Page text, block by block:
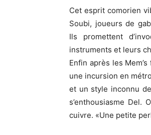
Cet esprit comorien
Soubi, joueurs de
Ils promettent
instruments et leurs
Enfin après les
une incursion en
et un style inconnu
s’enthousiasme Del.
cuivre. «Une petite